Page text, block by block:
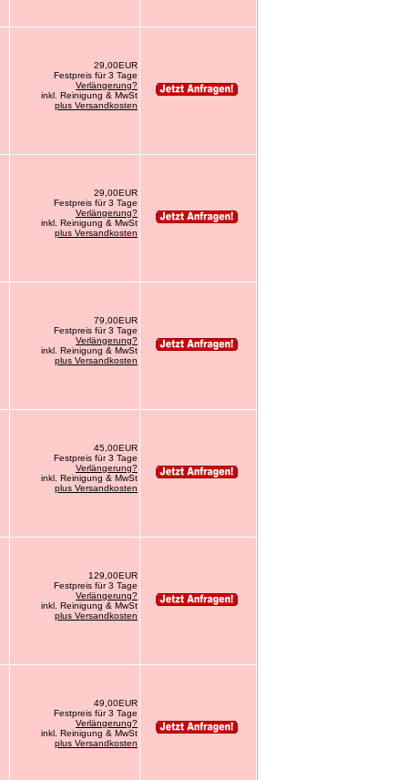
29,00EUR
Festpreis für 3 Tage
Verlängerung?
inkl. Reinigung & MwSt
plus Versandkosten
29,00EUR
Festpreis für 3 Tage
Verlängerung?
inkl. Reinigung & MwSt
plus Versandkosten
79,00EUR
Festpreis für 3 Tage
Verlängerung?
inkl. Reinigung & MwSt
plus Versandkosten
45,00EUR
Festpreis für 3 Tage
Verlängerung?
inkl. Reinigung & MwSt
plus Versandkosten
129,00EUR
Festpreis für 3 Tage
Verlängerung?
inkl. Reinigung & MwSt
plus Versandkosten
49,00EUR
Festpreis für 3 Tage
Verlängerung?
inkl. Reinigung & MwSt
plus Versandkosten